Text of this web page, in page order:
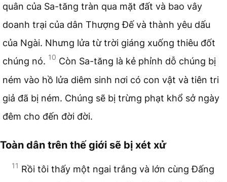
quân của Sa-tăng tràn qua mặt đất và bao vây
doanh trại của dân Thượng Đế và thành yêu dấu
của Ngài. Nhưng lửa từ trời giáng xuống thiêu đốt
chúng nó. 10 Còn Sa-tăng là kẻ phỉnh dỗ chúng bị
ném vào hồ lửa diêm sinh nơi có con vật và tiên tri
giả đã bị ném. Chúng sẽ bị trừng phạt khổ sở ngày
đêm cho đến đời đời.
Toàn dân trên thế giới sẽ bị xét xử
11 Rồi tôi thấy một ngai trắng và lớn cùng Đấng